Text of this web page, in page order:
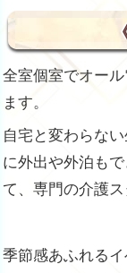
全室個室でオー
ます。
自宅と変わらな
に外出や外泊も
て、専門の介護
季節感あふれる